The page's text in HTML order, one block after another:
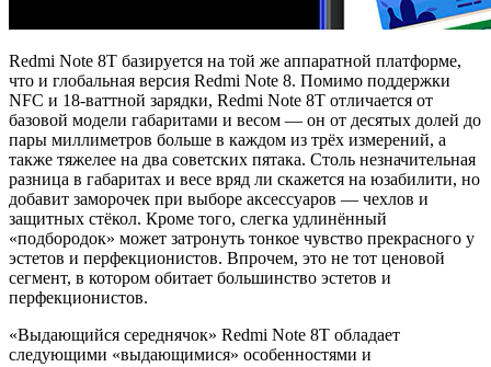
Redmi Note 8T базируется на той же аппаратной платформе,
что и глобальная версия Redmi Note 8. Помимо поддержки
NFC и 18-ваттной зарядки, Redmi Note 8T отличается от
базовой модели габаритами и весом — он от десятых долей до
пары миллиметров больше в каждом из трёх измерений, а
также тяжелее на два советских пятака. Столь незначительная
разница в габаритах и весе вряд ли скажется на юзабилити, но
добавит заморочек при выборе аксессуаров — чехлов и
защитных стёкол. Кроме того, слегка удлинённый
«подбородок» может затронуть тонкое чувство прекрасного у
эстетов и перфекционистов. Впрочем, это не тот ценовой
сегмент, в котором обитает большинство эстетов и
перфекционистов.
«Выдающийся середнячок» Redmi Note 8T обладает
следующими «выдающимися» особенностями и